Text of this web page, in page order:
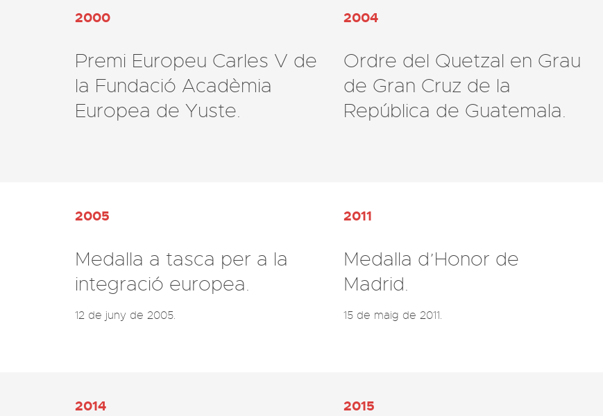
2000
Premi Europeu Carles V de
la Fundació Acadèmia
Europea de Yuste.
2004
Ordre del Quetzal en Grau
de Gran Cruz de la
República de Guatemala.
2005
Medalla a tasca per a la
integració europea.
12 de juny de 2005.
2011
Medalla d’Honor de
Madrid.
15 de maig de 2011.
2014 2015